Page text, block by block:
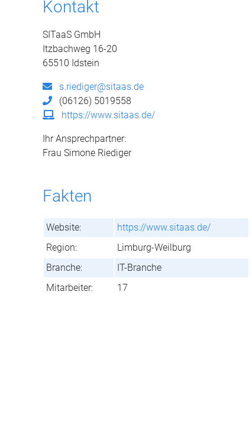
Kontakt
SITaaS GmbH
Itzbachweg 16-20
65510 Idstein
s.riediger@sitaas.de
(06126) 5019558
https://www.sitaas.de/
Ihr Ansprechpartner:
Frau Simone Riediger
Fakten
Website:
https://www.sitaas.de/
Region:
Limburg-Weilburg
Branche:
IT-Branche
Mitarbeiter:
17